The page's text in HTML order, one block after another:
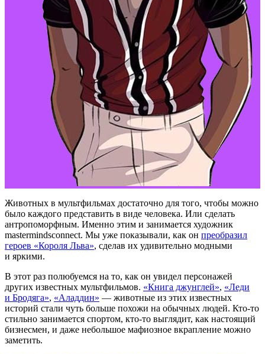
Животных в мультфильмах достаточно для того, чтобы можно
было каждого представить в виде человека. Или сделать
антропоморфным. Именно этим и занимается художник
mastermindsconnect. Мы уже показывали, как он преобразил
героев «Короля Льва», сделав их удивительно модными
и яркими.
В этот раз полюбуемся на то, как он увидел персонажей
других известных мультфильмов. «Книга джунглей», «Леди
и Бродяга», «Аладдин» — животные из этих известных
историй стали чуть больше похожи на обычных людей. Кто-то
стильно занимается спортом, кто-то выглядит, как настоящий
бизнесмен, и даже небольшое мафиозное вкрапление можно
заметить.